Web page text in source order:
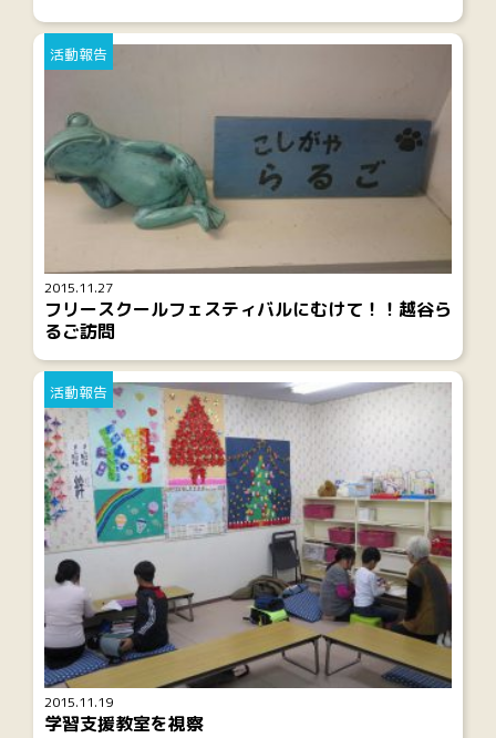
2015.11.27
活動報告
フリースクールフェスティバルにむけて！！越谷ら
るご訪問
2015.11.19
活動報告
学習支援教室を視察